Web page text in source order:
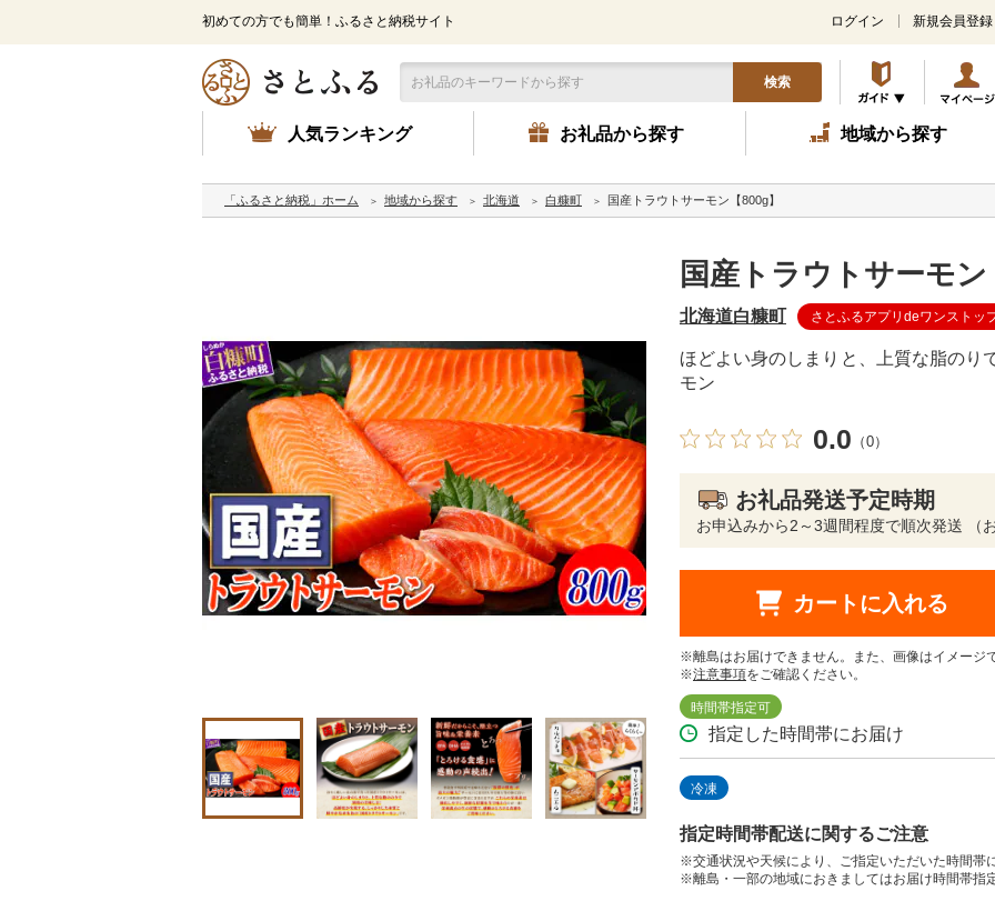
初めての方でも簡単！ふるさと納税サイト ログイン 新規会員登録
検索
人気ランキング お礼品から探す 地域から探す
「ふるさと納税」ホーム 地域から探す 北海道 白糠町 国産トラウトサーモン【800g】
国産トラウトサーモ
北海道白糠町 さとふるアプリdeワンストッ
ほどよい身のしまりと、上質な脂のり
モン
0.0 （0）
お礼品発送予定時期
お申込みから2～3週間程度で順次発送 （
カートに入れる
※離島はお届けできません。また、画像はイメージ
※注意事項をご確認ください。
時間帯指定可
指定した時間帯にお届け
冷凍
指定時間帯配送に関するご注意
※交通状況や天候により、ご指定いただいた時間帯
※離島・一部の地域におきましてはお届け時間帯指